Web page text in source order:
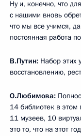
Ну и, конечно, что
с нашими вновь
что мы все учимся,
постоянная работа
В.Путин: Набор этих
восстановлению,
О.Любимова:
14 библиотек в этом
11 музеев, 10
это то, что на этот